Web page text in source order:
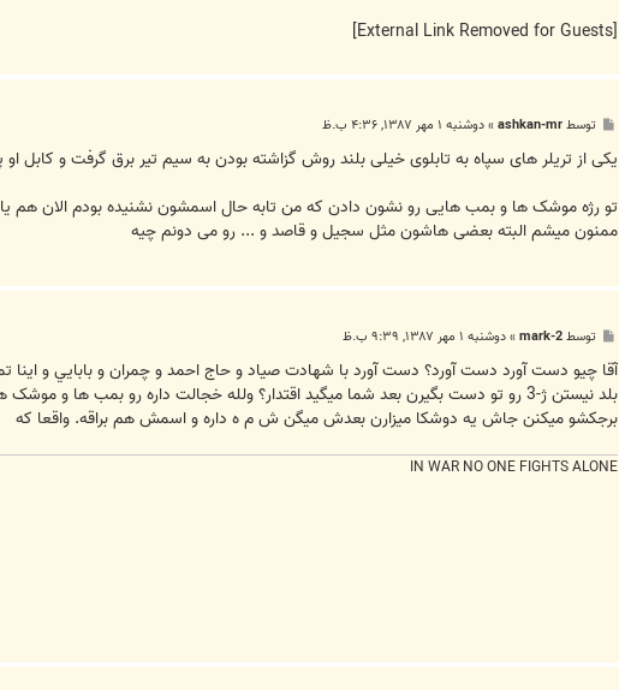
[External Link Removed for Guests]
ت
توسطashkan-mr
»دوشنبه ۱ مهر ۱۳۸۷, ۴:۳۶ ب.ظ
یکی از تریلر های سپاه به تابلوی خیلی بلند روش گزاشته بودن به سیم تیر برق گرفت و کابل
تو رژه موشک ها و بمب هایی رو نشون دادن که من تابه حال اسمشون نشنیده بودم الان
ممنون میشم البته بعضی هاشون مثل سجیل و قاصد و ... رو می دونم چیه
ت
توسطmark-2
»دوشنبه ۱ مهر ۱۳۸۷, ۹:۳۹ ب.ظ
برجکشو ميکنن جاش يه دوشکا ميزارن بعدش ميگن ش م ه داره و اسمش هم براقه. واقعا که
IN WAR NO ONE FIGHTS ALONE